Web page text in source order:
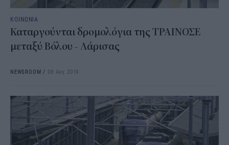
ΚΟΙΝΩΝΙΑ
Καταργούνται δρομολόγια της ΤΡΑΙΝΟΣΕ
μεταξύ Βόλου - Λάρισας
NEWSROOM / 08 Αυγ 2019